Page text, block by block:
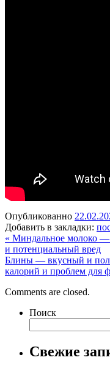
Опубликованно
Добавить в закладки:
« Миндальное молоко —
и потенциальный вред
Блины — вкусный и
калорий и проблем для
Comments are closed.
Поиск
Свежие